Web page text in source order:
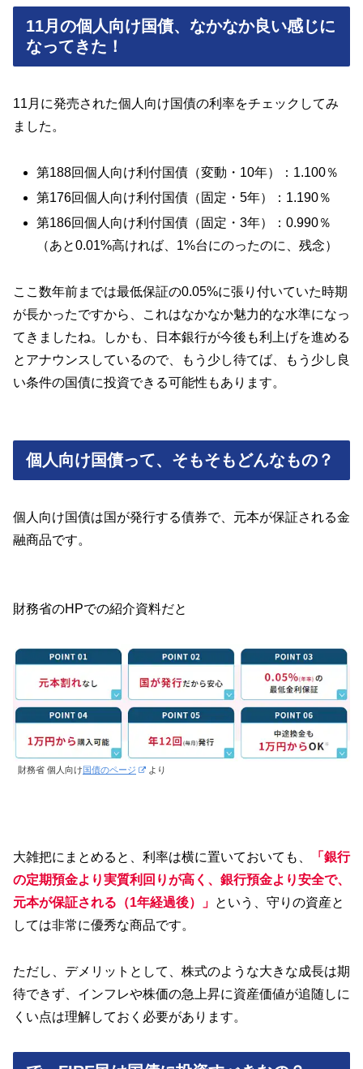
11月の個人向け国債、なかなか良い感じに
なってきた！
11月に発売された個人向け国債の利率をチェックしてみ
ました。
第188回個人向け利付国債（変動・10年）：1.100％
第176回個人向け利付国債（固定・5年）：1.190％
第186回個人向け利付国債（固定・3年）：0.990％
（あと0.01%高ければ、1%台にのったのに、残念）
ここ数年前までは最低保証の0.05%に張り付いていた時期
が長かったですから、これはなかなか魅力的な水準になっ
てきましたね。しかも、日本銀行が今後も利上げを進める
とアナウンスしているので、もう少し待てば、もう少し良
い条件の国債に投資できる可能性もあります。
個人向け国債って、そもそもどんなもの？
個人向け国債は国が発行する債券で、元本が保証される金
融商品です。
財務省のHPでの紹介資料だと
財務省 個人向け 国債のページ より
大雑把にまとめると、利率は横に置いておいても、 「 銀行
の定期預金より実質利回りが高く、銀行預金より安全で、
元本が保証される（1年経過後）
」 という、守りの資産と
しては非常に優秀な商品です。
ただし、デメリットとして、株式のような大きな成長は期
待できず、インフレや株価の急上昇に資産価値が追随しに
くい点は理解しておく必要があります。